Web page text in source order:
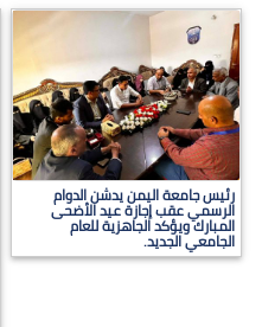
رئيس جامعة اليمن يدشن الدوام
الرسمي عقب إجازة عيد الأضحى
المبارك ويؤكد الجاهزية للعام
الجامعي الجديد.